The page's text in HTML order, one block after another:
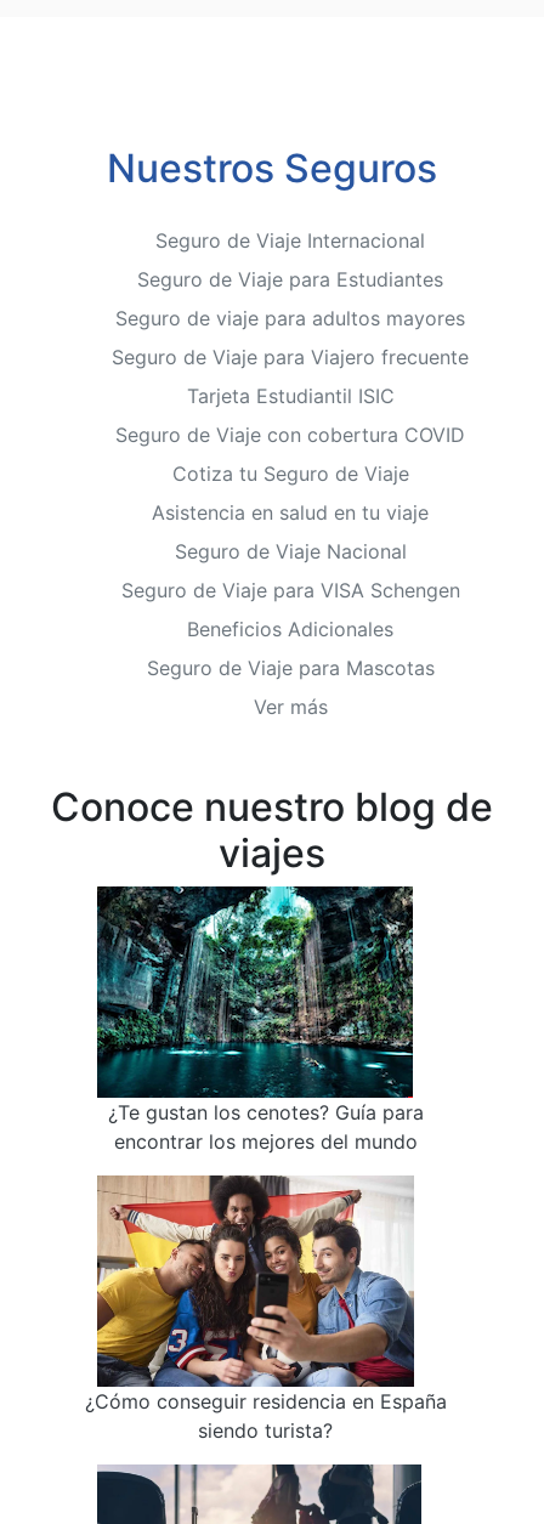
Nuestros Seguros
Seguro de Viaje Internacional
Seguro de Viaje para Estudiantes
Seguro de viaje para adultos mayores
Seguro de Viaje para Viajero frecuente
Tarjeta Estudiantil ISIC
Seguro de Viaje con cobertura COVID
Cotiza tu Seguro de Viaje
Asistencia en salud en tu viaje
Seguro de Viaje Nacional
Seguro de Viaje para VISA Schengen
Beneficios Adicionales
Seguro de Viaje para Mascotas
Ver más
Conoce nuestro blog de
viajes
¿Te gustan los cenotes? Guía para
encontrar los mejores del mundo
¿Cómo conseguir residencia en España
siendo turista?